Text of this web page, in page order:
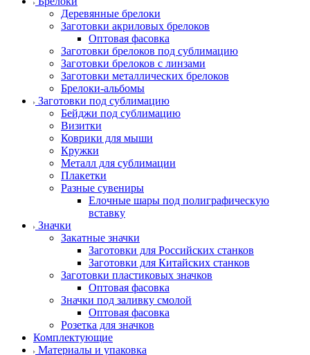
Деревянные брелоки
Заготовки акриловых брелоков
Оптовая фасовка
Заготовки брелоков под сублимацию
Заготовки брелоков с линзами
Заготовки металлических брелоков
Брелоки-альбомы
Заготовки под сублимацию
Бейджи под сублимацию
Визитки
Коврики для мыши
Кружки
Металл для сублимации
Плакетки
Разные сувениры
Елочные шары под полиграфическую
вставку
Значки
Закатные значки
Заготовки для Российских станков
Заготовки для Китайских станков
Заготовки пластиковых значков
Оптовая фасовка
Значки под заливку смолой
Оптовая фасовка
Розетка для значков
Комплектующие
Материалы и упаковка